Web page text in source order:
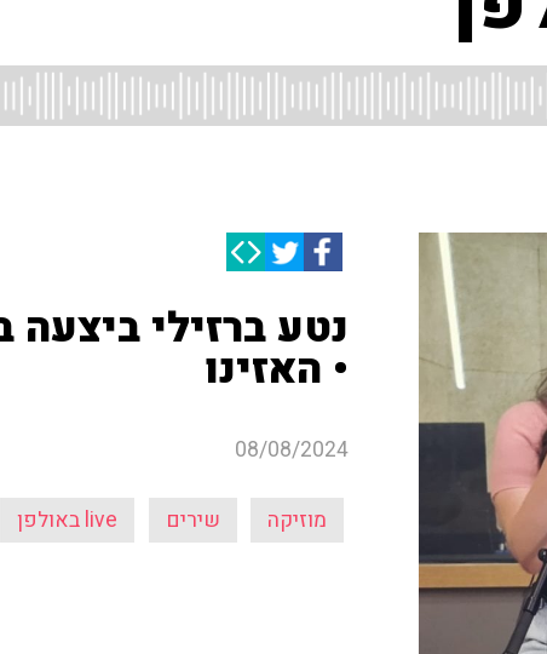
נטע ברזילי
• האזינו
08/08/2024
מוזיקה שירים live באולפן